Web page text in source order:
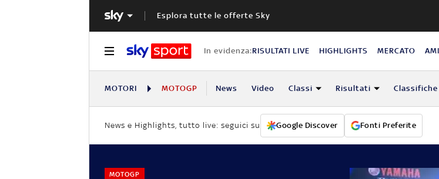
Esplora tutte le offerte Sky
In evidenza:RISULTATI LIVE HIGHLIGHTS MERCATO
MOTORI MOTOGP News Video Classi Risultati Classifiche
News e Highlights, tutto live: seguici su Google Discover Fonti Preferite
MOTOGP